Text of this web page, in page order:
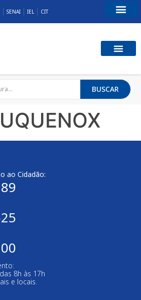
SENAI IEL CIT
BUSCAR
ao Cidadão:
8h às 17h
e locais.